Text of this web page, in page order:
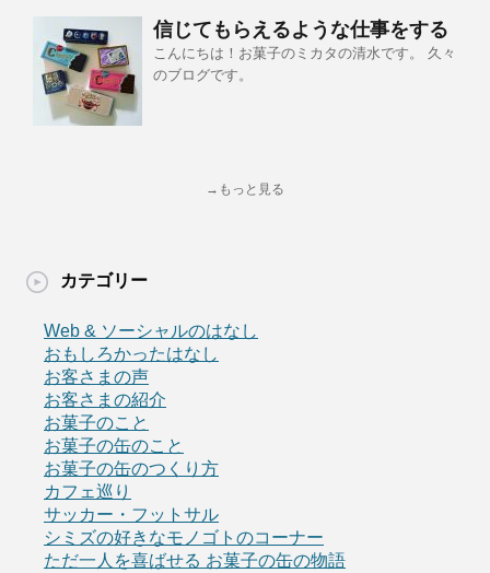
信じてもらえるような仕事をする
こんにちは！お菓子のミカタの清水です。 久々
のブログです。
→もっと見る
カテゴリー
Web & ソーシャルのはなし
おもしろかったはなし
お客さまの声
お客さまの紹介
お菓子のこと
お菓子の缶のこと
お菓子の缶のつくり方
カフェ巡り
サッカー・フットサル
シミズの好きなモノゴトのコーナー
ただ一人を喜ばせる お菓子の缶の物語